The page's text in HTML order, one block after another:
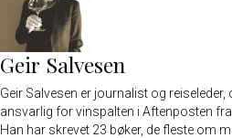
Geir Salvesen
Geir Salvesen er journalist og reiseleder,
ansvarlig for vinspalten i Aftenposten
Han har skrevet 23 bøker, de fleste om